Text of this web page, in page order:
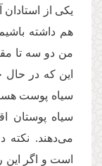
یکی از
هم داشته
من دو سه تا
این که در حال
سیاه پوست
سیاه پوستان
می‌دهند. نکته
است و اگر این